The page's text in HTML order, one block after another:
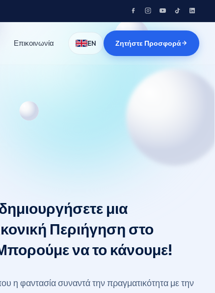
Επικοινωνία EN Ζητήστε Προσφορά
μια
Περιήγηση στο
να το κάνουμε!
η φαντασία συναντά την πραγματικότητα με την